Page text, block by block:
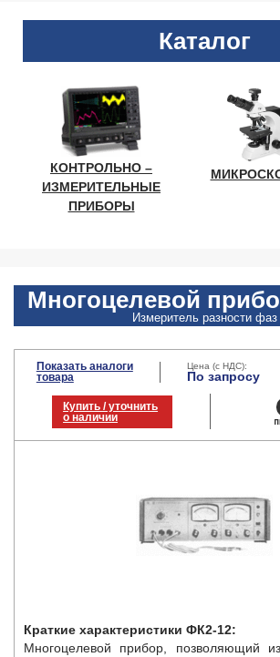
Каталог
КОНТРОЛЬНО –
ИЗМЕРИТЕЛЬНЫЕ
ПРИБОРЫ
Многоцелевой
Измеритель разности фаз
Показать аналоги
товара
Цена (с НДС):
По запросу
Купить / уточнить
о наличии
Краткие характеристики ФК2-12:
Многоцелевой прибор, позволяющий